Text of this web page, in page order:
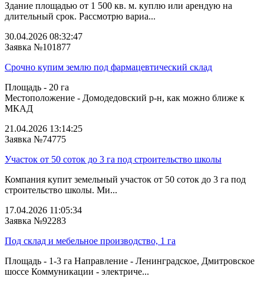
Здание площадью от 1 500 кв. м. куплю или арендую на
длительный срок. Рассмотрю вариа...
30.04.2026 08:32:47
Заявка №101877
Срочно купим землю под фармацевтический склад
Площадь - 20 га
Местоположение - Домодедовский р-н, как можно ближе к
МКАД
21.04.2026 13:14:25
Заявка №74775
Участок от 50 соток до 3 га под строительство школы
Компания купит земельный участок от 50 соток до 3 га под
строительство школы. Ми...
17.04.2026 11:05:34
Заявка №92283
Под склад и мебельное производство, 1 га
Площадь - 1-3 га Направление - Ленинградское, Дмитровское
шоссе Коммуникации - электриче...